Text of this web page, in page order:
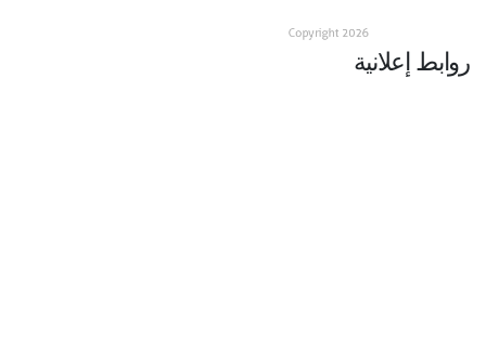
روابط إعلانية